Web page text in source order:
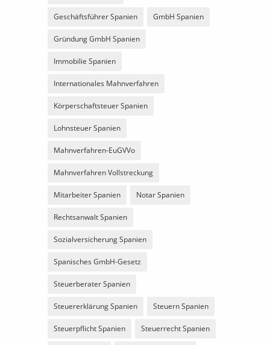
Geschäftsführer Spanien GmbH Spanien
Gründung GmbH Spanien
Immobilie Spanien
Internationales Mahnverfahren
Körperschaftsteuer Spanien
Lohnsteuer Spanien
Mahnverfahren-EuGVVo
Mahnverfahren Vollstreckung
Mitarbeiter Spanien Notar Spanien
Rechtsanwalt Spanien
Sozialversicherung Spanien
Spanisches GmbH-Gesetz
Steuerberater Spanien
Steuererklärung Spanien Steuern Spanien
Steuerpflicht Spanien Steuerrecht Spanien